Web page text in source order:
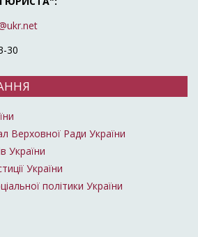
30
Верховної Ради України
України
України
політики України